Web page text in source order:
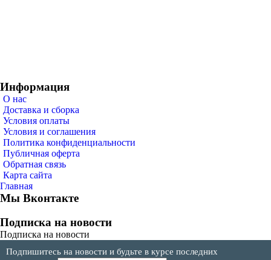
Информация
О нас
Доставка и сборка
Условия оплаты
Условия и соглашения
Политика конфиденциальности
Публичная оферта
Обратная связь
Карта сайта
Главная
Мы Вконтакте
Подписка на новости
Подписка на новости
Подпишитесь на новости и будьте в курсе последних